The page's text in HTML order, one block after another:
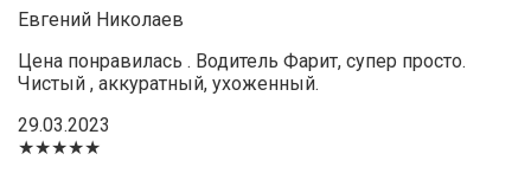
Евгений Николаев
Цена понравилась . Водитель Фарит, супер просто.
Чистый , аккуратный, ухоженный.
29.03.2023
★★★★★